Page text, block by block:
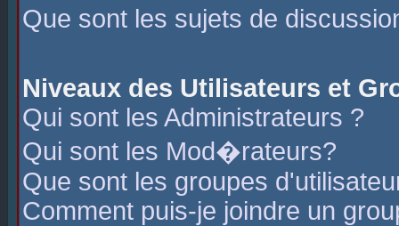
Que sont les sujets de
Niveaux des Utilisateurs et
Qui sont les Administrateurs ?
Qui sont les Mod�rateurs?
Que sont les groupes
Comment puis-je joindre un